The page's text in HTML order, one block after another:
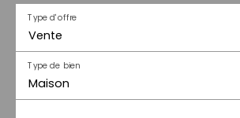
Vente
Type d'offre
Maison
Type de bien